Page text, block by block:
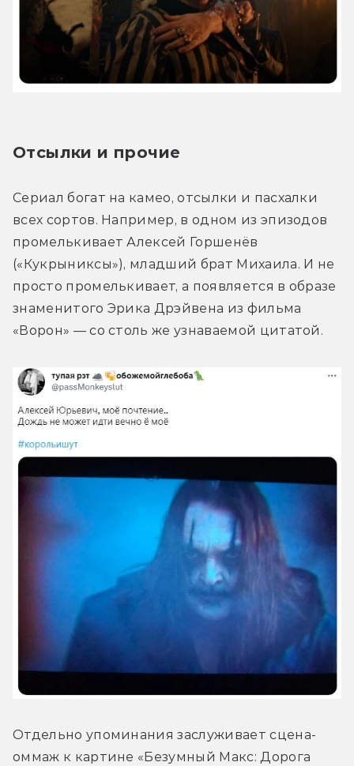
Отсылки и прочие
Сериал богат на камео, отсылки и пасхалки
всех сортов. Например, в одном из эпизодов
промелькивает Алексей Горшенёв
(«Кукрыниксы»), младший брат Михаила. И не
просто промелькивает, а появляется в образе
знаменитого Эрика Дрэйвена из фильма
«Ворон» — со столь же узнаваемой цитатой.
Отдельно упоминания заслуживает сцена-
оммаж к картине «Безумный Макс: Дорога